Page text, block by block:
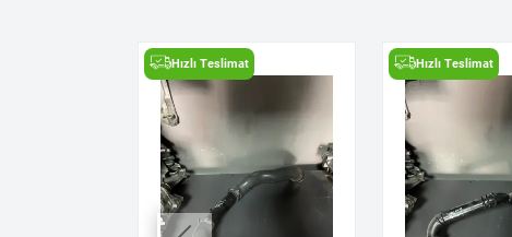
Hızlı Teslimat Hızlı Teslimat